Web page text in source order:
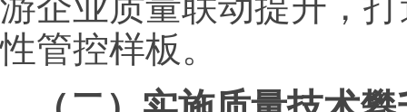
性管控样板。